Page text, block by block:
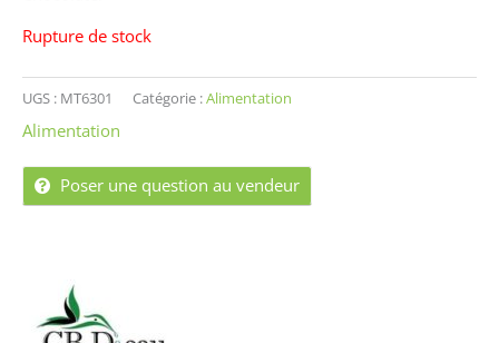
Rupture de stock
UGS : MT6301 Catégorie :Alimentation
Alimentation
Poser une question au vendeur